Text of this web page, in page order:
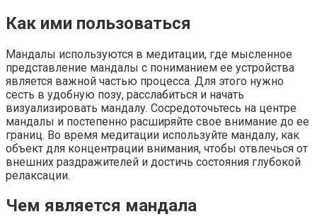
Как ими пользоваться
Мандалы используются в медитации, где мысленное
представление мандалы с пониманием ее устройства
является важной частью процесса. Для этого нужно
сесть в удобную позу, расслабиться и начать
визуализировать мандалу. Сосредоточьтесь на центре
мандалы и постепенно расширяйте свое внимание до ее
границ. Во время медитации используйте мандалу, как
объект для концентрации внимания, чтобы отвлечься от
внешних раздражителей и достичь состояния глубокой
релаксации.
Чем является мандала